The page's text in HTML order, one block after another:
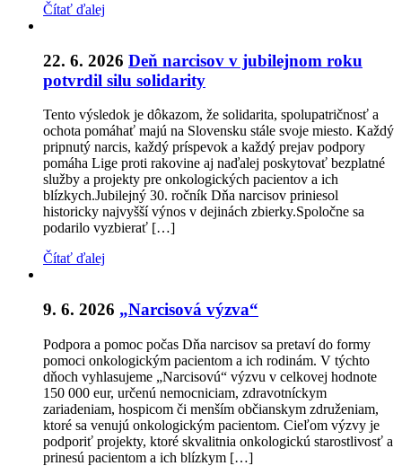
Čítať ďalej
22. 6. 2026 Deň narcisov v jubilejnom roku
potvrdil silu solidarity
Tento výsledok je dôkazom, že solidarita, spolupatričnosť a
ochota pomáhať majú na Slovensku stále svoje miesto. Každý
pripnutý narcis, každý príspevok a každý prejav podpory
pomáha Lige proti rakovine aj naďalej poskytovať bezplatné
služby a projekty pre onkologických pacientov a ich
blízkych.Jubilejný 30. ročník Dňa narcisov priniesol
historicky najvyšší výnos v dejinách zbierky.Spoločne sa
podarilo vyzbierať […]
Čítať ďalej
9. 6. 2026 „Narcisová výzva“
Podpora a pomoc počas Dňa narcisov sa pretaví do formy
pomoci onkologickým pacientom a ich rodinám. V týchto
dňoch vyhlasujeme „Narcisovú“ výzvu v celkovej hodnote
150 000 eur, určenú nemocniciam, zdravotníckym
zariadeniam, hospicom či menším občianskym združeniam,
ktoré sa venujú onkologickým pacientom. Cieľom výzvy je
podporiť projekty, ktoré skvalitnia onkologickú starostlivosť a
prinesú pacientom a ich blízkym […]